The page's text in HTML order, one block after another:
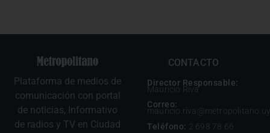
Plataforma de medios de
comunicación con portal
de noticias, Informativo
de radios y TV en Ciudad
CONTACTO
Director Responsable:
Mauricio Riva
Correo:
mauricio.riva@metropolitano.uy
Teléfono: 2 698 78 66